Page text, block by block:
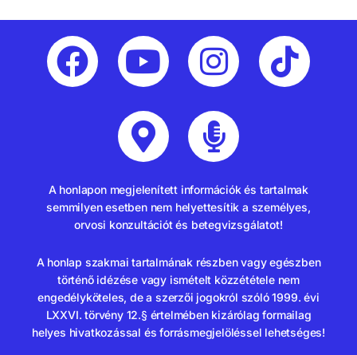
A honlapon megjelenített információk és tartalmak
semmilyen esetben nem helyettesítik a személyes,
orvosi konzultációt és betegvizsgálatot!
A honlap szakmai tartalmának részben vagy egészben
történő idézése vagy ismételt közzététele nem
engedélyköteles, de a szerzői jogokról szóló 1999. évi
LXXVI. törvény 12.§ értelmében kizárólag formailag
helyes hivatkozással és forrásmegjelöléssel lehetséges!